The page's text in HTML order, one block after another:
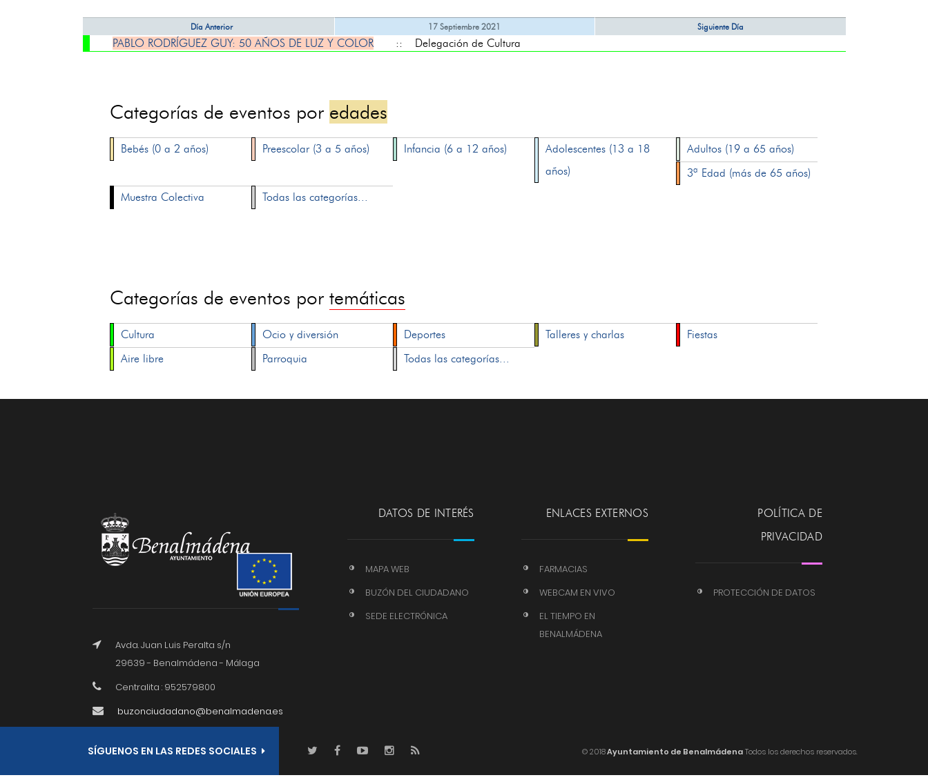
Día Anterior 17 Septiembre 2021 Siguiente Día
PABLO RODRÍGUEZ GUY: 50 AÑOS DE LUZ Y COLOR :: Delegación de Cultura
Categorías de eventos por edades
Bebés (0 a 2 años) Preescolar (3 a 5 años) Infancia (6 a 12 años)
Adolescentes (13 a 18
años)
Adultos (19 a 65 años)
3ª Edad (más de 65 años)
Muestra Colectiva
Todas las categorías...
Categorías de eventos portemáticas
Cultura Ocio y diversión Deportes Talleres y charlas
Fiestas
Aire libre
Parroquia Todas las categorías...
Avda. Juan Luis Peralta s/n
29639 - Benalmádena - Málaga
Centralita : 952579800
buzonciudadano@benalmadena.es
DATOS DE INTERÉS
MAPA WEB
BUZÓN DEL CIUDADANO
SEDE ELECTRÓNICA
ENLACES EXTERNOS
FARMACIAS
WEBCAM EN VIVO
EL TIEMPO EN
BENALMÁDENA
POLÍTICA DE
PRIVACIDAD
PROTECCIÓN DE DATOS
SÍGUENOS EN LAS REDES SOCIALES © 2018Ayuntamiento de BenalmádenaTodos los derechos reservados.